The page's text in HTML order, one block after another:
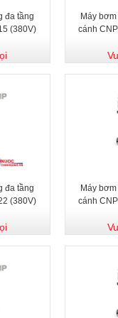
đa tầng
(380V)
Máy
cánh
đa tầng
(380V)
Máy
cánh